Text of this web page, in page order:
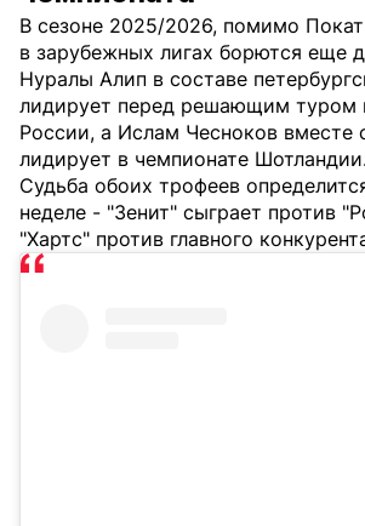
В сезоне 2025/2026, помимо
в зарубежных лигах борются еще
Нуралы Алип в составе
лидирует перед решающим туром
России, а Ислам Чесноков вместе
лидирует в чемпионате
Судьба обоих трофеев
неделе - "Зенит" сыграет против
"Хартс" против главного